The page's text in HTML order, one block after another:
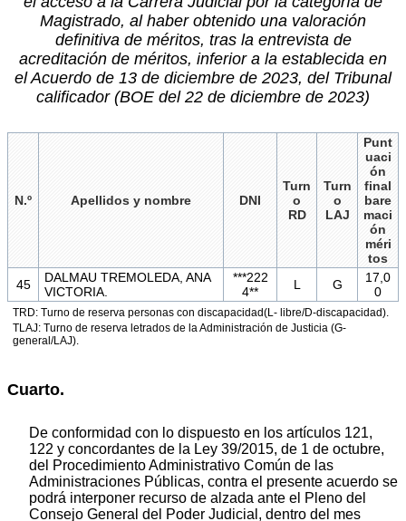
Magistrado, al haber obtenido una valoración
definitiva de méritos, tras la entrevista de
acreditación de méritos, inferior a la establecida en
el Acuerdo de 13 de diciembre de 2023, del Tribunal
calificador (BOE del 22 de diciembre de 2023)
N.º Apellidos y nombre DNI
Turn
o
RD
Turn
o
LAJ
Punt
uaci
ón
final
bare
maci
ón
méri
tos
45
DALMAU TREMOLEDA, ANA
VICTORIA.
***222
4**
L G
17,0
0
TRD: Turno de reserva personas con discapacidad(L- libre/D-discapacidad).
TLAJ: Turno de reserva letrados de la Administración de Justicia (G-
general/LAJ).
Cuarto.
De conformidad con lo dispuesto en los artículos 121,
122 y concordantes de la Ley 39/2015, de 1 de octubre,
del Procedimiento Administrativo Común de las
Administraciones Públicas, contra el presente acuerdo se
podrá interponer recurso de alzada ante el Pleno del
Consejo General del Poder Judicial, dentro del mes